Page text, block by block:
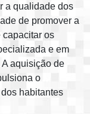
a qualidade dos
de promover a
capacitar os
e em
aquisição de
o
habitantes